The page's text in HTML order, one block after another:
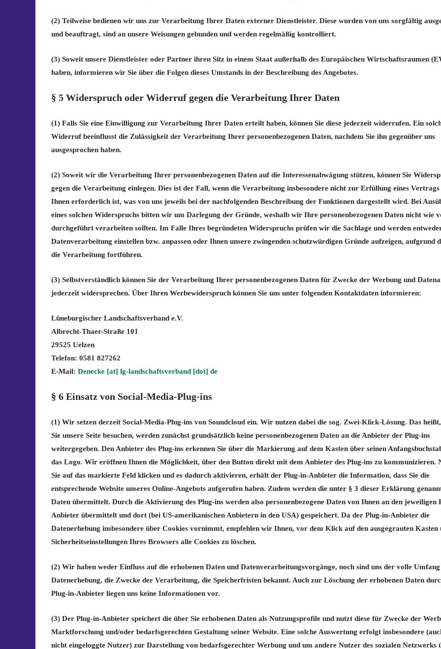
(2) Teilweise bedienen wir uns zur Verarbeitung Ihrer Daten externer Dienstleister. Diese wurden von uns sorgfältig
und beauftragt, sind an unsere Weisungen gebunden und werden regelmäßig kontrolliert.
(3) Soweit unsere Dienstleister oder Partner ihren Sitz in einem Staat außerhalb des Europäischen Wirtschaftsraumen
haben, informieren wir Sie über die Folgen dieses Umstands in der Beschreibung des Angebotes.
§ 5 Widerspruch oder Widerruf gegen die Verarbeitung Ihrer Daten
(1) Falls Sie eine Einwilligung zur Verarbeitung Ihrer Daten erteilt haben, können Sie diese jederzeit widerrufen. Ein
Widerruf beeinflusst die Zulässigkeit der Verarbeitung Ihrer personenbezogenen Daten, nachdem Sie ihn gegenüber uns
ausgesprochen haben.
(2) Soweit wir die Verarbeitung Ihrer personenbezogenen Daten auf die Interessenabwägung stützen, können Sie
gegen die Verarbeitung einlegen. Dies ist der Fall, wenn die Verarbeitung insbesondere nicht zur Erfüllung eines
Ihnen erforderlich ist, was von uns jeweils bei der nachfolgenden Beschreibung der Funktionen dargestellt wird. Bei
eines solchen Widerspruchs bitten wir um Darlegung der Gründe, weshalb wir Ihre personenbezogenen Daten nicht wie
durchgeführt verarbeiten sollten. Im Falle Ihres begründeten Widerspruchs prüfen wir die Sachlage und werden
Datenverarbeitung einstellen bzw. anpassen oder Ihnen unsere zwingenden schutzwürdigen Gründe aufzeigen, aufgrund
die Verarbeitung fortführen.
(3) Selbstverständlich können Sie der Verarbeitung Ihrer personenbezogenen Daten für Zwecke der Werbung und
jederzeit widersprechen. Über Ihren Werbewiderspruch können Sie uns unter folgenden Kontaktdaten informieren:
Lüneburgischer Landschaftsverband e.V.
Albrecht-Thaer-Straße 101
29525 Uelzen
Telefon: 0581 827262
E-Mail: Denecke [at] lg-landschaftsverband [dot] de
§ 6 Einsatz von Social-Media-Plug-ins
(1) Wir setzen derzeit Social-Media-Plug-ins von Soundcloud ein. Wir nutzen dabei die sog. Zwei-Klick-Lösung. Das
Sie unsere Seite besuchen, werden zunächst grundsätzlich keine personenbezogenen Daten an die Anbieter der Plug-ins
weitergegeben. Den Anbieter des Plug-ins erkennen Sie über die Markierung auf dem Kasten über seinen
das Logo. Wir eröffnen Ihnen die Möglichkeit, über den Button direkt mit dem Anbieter des Plug-ins zu kommunizieren.
Sie auf das markierte Feld klicken und es dadurch aktivieren, erhält der Plug-in-Anbieter die Information, dass Sie die
entsprechende Website unseres Online-Angebots aufgerufen haben. Zudem werden die unter § 3 dieser Erklärung
Daten übermittelt. Durch die Aktivierung des Plug-ins werden also personenbezogene Daten von Ihnen an den jeweiligen
Anbieter übermittelt und dort (bei US-amerikanischen Anbietern in den USA) gespeichert. Da der Plug-in-Anbieter die
Datenerhebung insbesondere über Cookies vornimmt, empfehlen wir Ihnen, vor dem Klick auf den ausgegrauten Kasten
Sicherheitseinstellungen Ihres Browsers alle Cookies zu löschen.
(2) Wir haben weder Einfluss auf die erhobenen Daten und Datenverarbeitungsvorgänge, noch sind uns der volle
Datenerhebung, die Zwecke der Verarbeitung, die Speicherfristen bekannt. Auch zur Löschung der erhobenen Daten
Plug-in-Anbieter liegen uns keine Informationen vor.
(3) Der Plug-in-Anbieter speichert die über Sie erhobenen Daten als Nutzungsprofile und nutzt diese für Zwecke der
Marktforschung und/oder bedarfsgerechten Gestaltung seiner Website. Eine solche Auswertung erfolgt insbesondere
nicht eingeloggte Nutzer) zur Darstellung von bedarfsgerechter Werbung und um andere Nutzer des sozialen Netzwerks